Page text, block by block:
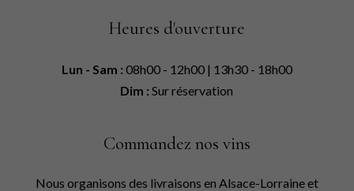
Heures d'ouverture
Lun - Sam : 08h00 - 12h00 | 13h30 - 18h00
Dim : Sur réservation
Commandez nos vins
Nous organisons des livraisons en Alsace-Lorraine et